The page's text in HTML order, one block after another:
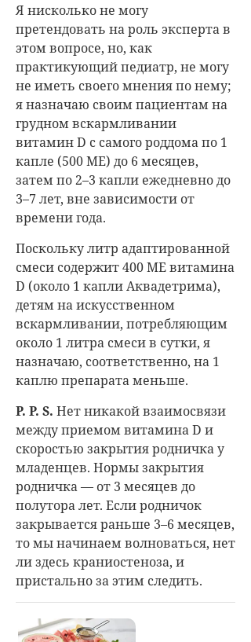
Я нисколько не могу
претендовать на роль эксперта в
этом вопросе, но, как
практикующий педиатр, не могу
не иметь своего мнения по нему;
я назначаю своим пациентам на
грудном вскармливании
витамин D с самого роддома по 1
капле (500 МЕ) до 6 месяцев,
затем по 2–3 капли ежедневно до
3–7 лет, вне зависимости от
времени года.
Поскольку литр адаптированной
смеси содержит 400 МЕ витамина
D (около 1 капли Аквадетрима),
детям на искусственном
вскармливании, потребляющим
около 1 литра смеси в сутки, я
назначаю, соответственно, на 1
каплю препарата меньше.
P. P. S. Нет никакой взаимосвязи
между приемом витамина D и
скоростью закрытия родничка у
младенцев. Нормы закрытия
родничка — от 3 месяцев до
полутора лет. Если родничок
закрывается раньше 3–6 месяцев,
то мы начинаем волноваться, нет
ли здесь краниостеноза, и
пристально за этим следить.